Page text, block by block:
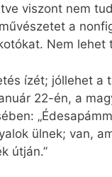
viszont nem
a
Nem
ízét; jóllehet
22-én, a
ülnek; van,
útján.”